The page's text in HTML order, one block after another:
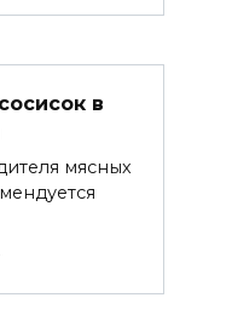
в
мясных